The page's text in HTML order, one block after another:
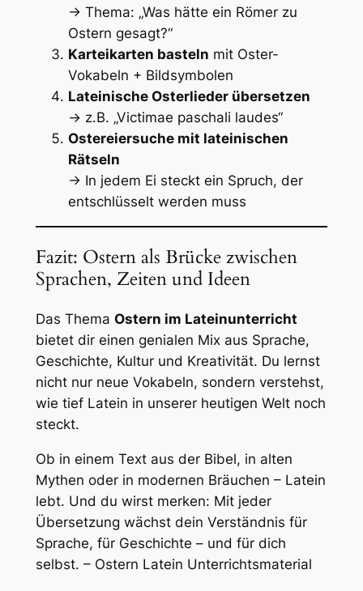
→ Thema: „Was hätte ein Römer zu
Ostern gesagt?“
Karteikarten basteln mit Oster-
Vokabeln + Bildsymbolen
Lateinische Osterlieder übersetzen
→ z.B. „Victimae paschali laudes“
Ostereiersuche mit lateinischen
Rätseln
→ In jedem Ei steckt ein Spruch, der
entschlüsselt werden muss
Fazit: Ostern als Brücke zwischen
Sprachen, Zeiten und Ideen
Das Thema Ostern im Lateinunterricht
bietet dir einen genialen Mix aus Sprache,
Geschichte, Kultur und Kreativität. Du lernst
nicht nur neue Vokabeln, sondern verstehst,
wie tief Latein in unserer heutigen Welt noch
steckt.
Ob in einem Text aus der Bibel, in alten
Mythen oder in modernen Bräuchen – Latein
lebt. Und du wirst merken: Mit jeder
Übersetzung wächst dein Verständnis für
Sprache, für Geschichte – und für dich
selbst. – Ostern Latein Unterrichtsmaterial